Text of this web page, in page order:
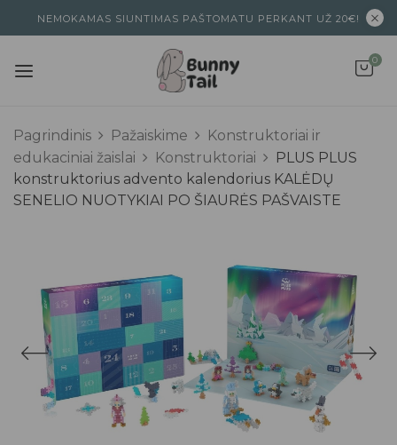
NEMOKAMAS SIUNTIMAS PAŠTOMATU PERKANT UŽ 20€!
0
Pagrindinis Pažaiskime
Konstruktoriai ir
edukaciniai žaislai
Konstruktoriai
PLUS PLUS
konstruktorius advento kalendorius KALĖDŲ
SENELIO NUOTYKIAI PO ŠIAURĖS PAŠVAISTE